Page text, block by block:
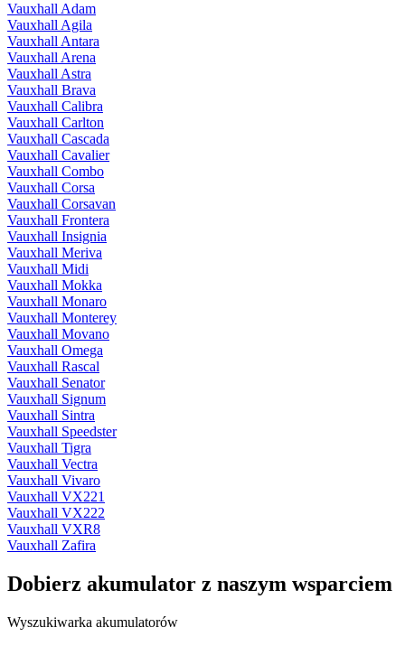
Vauxhall Adam
Vauxhall Agila
Vauxhall Antara
Vauxhall Arena
Vauxhall Astra
Vauxhall Brava
Vauxhall Calibra
Vauxhall Carlton
Vauxhall Cascada
Vauxhall Cavalier
Vauxhall Combo
Vauxhall Corsa
Vauxhall Corsavan
Vauxhall Frontera
Vauxhall Insignia
Vauxhall Meriva
Vauxhall Midi
Vauxhall Mokka
Vauxhall Monaro
Vauxhall Monterey
Vauxhall Movano
Vauxhall Omega
Vauxhall Rascal
Vauxhall Senator
Vauxhall Signum
Vauxhall Sintra
Vauxhall Speedster
Vauxhall Tigra
Vauxhall Vectra
Vauxhall Vivaro
Vauxhall VX221
Vauxhall VX222
Vauxhall VXR8
Vauxhall Zafira
Dobierz akumulator z naszym wsparciem
Wyszukiwarka akumulatorów